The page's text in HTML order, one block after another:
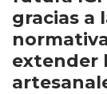
gracias a
extender